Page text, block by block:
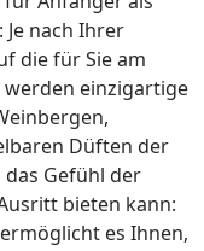
nach Ihrer
die für Sie am
werden einzigartige
Düften der
Gefühl der
bieten kann:
es Ihnen,